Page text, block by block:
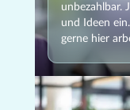
unbezahlbar.
und Ideen
gerne hier